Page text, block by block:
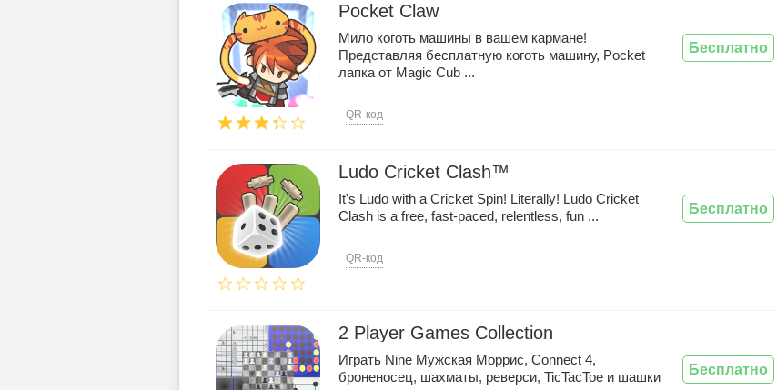
Pocket Claw
Мило коготь машины в вашем кармане!
Представляя бесплатную коготь машину, Pocket
лапка от Magic Cub ...
QR-код
Бесплатно
Ludo Cricket Clash™
It's Ludo with a Cricket Spin! Literally! Ludo Cricket
Clash is a free, fast-paced, relentless, fun ...
QR-код
Бесплатно
2 Player Games Collection
Играть Nine Мужская Моррис, Connect 4,
броненосец, шахматы, реверси, TicTacToe и шашки
Бесплатно